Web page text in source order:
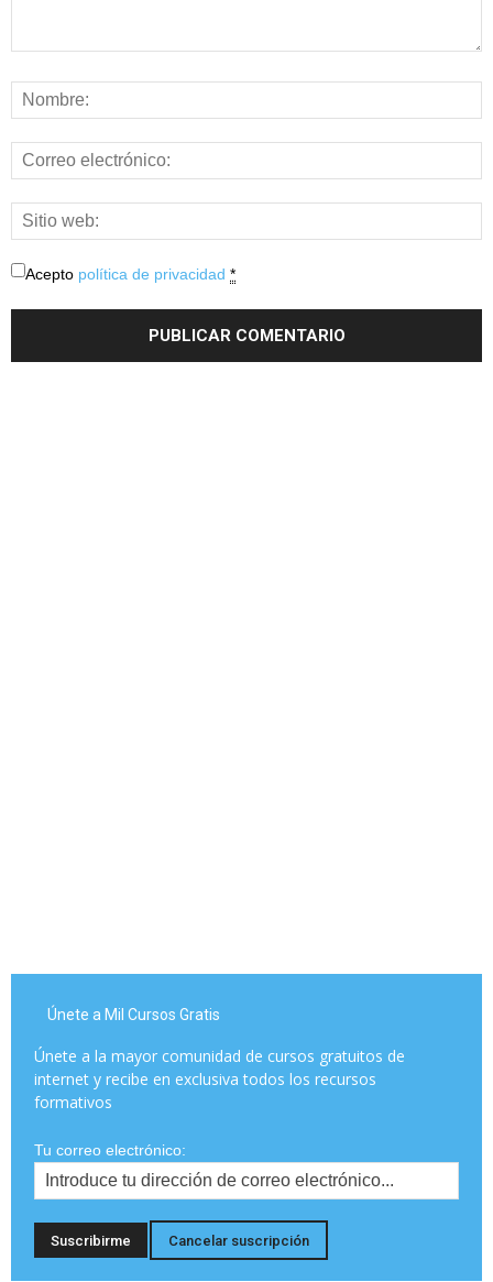
Acepto política de privacidad *
Únete a Mil Cursos Gratis
Únete a la mayor comunidad de cursos gratuitos de
internet y recibe en exclusiva todos los recursos
formativos
Tu correo electrónico: